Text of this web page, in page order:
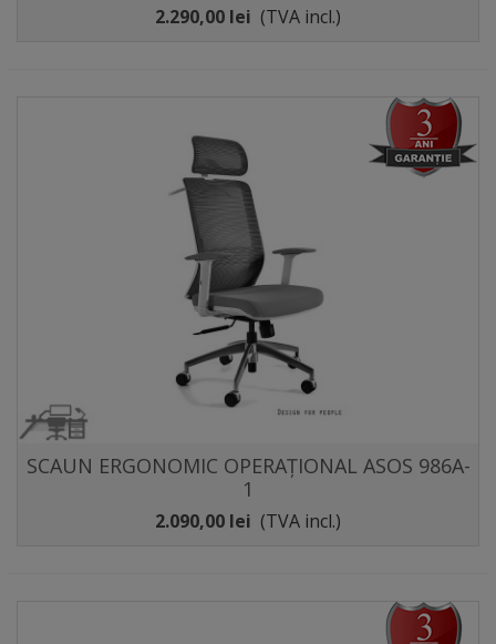
2.290,00 lei (TVA incl.)
SCAUN ERGONOMIC OPERAȚIONAL ASOS 986A-
1
2.090,00 lei (TVA incl.)